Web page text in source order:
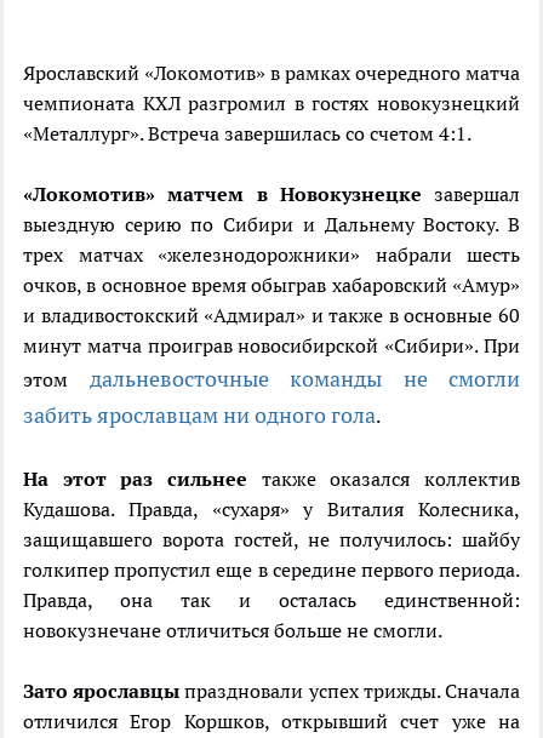
Ярославский «Локомотив» в рамках очередного матча
чемпионата КХЛ разгромил в гостях новокузнецкий
«Металлург». Встреча завершилась со счетом 4:1.
«Локомотив» матчем в Новокузнецке завершал
выездную серию по Сибири и Дальнему Востоку. В
трех матчах «железнодорожники» набрали шесть
очков, в основное время обыграв хабаровский «Амур»
и владивостокский «Адмирал» и также в основные 60
минут матча проиграв новосибирской «Сибири». При
этом дальневосточные команды не смогли
забить ярославцам ни одного гола.
На этот раз сильнее также оказался коллектив
Кудашова. Правда, «сухаря» у Виталия Колесника,
защищавшего ворота гостей, не получилось: шайбу
голкипер пропустил еще в середине первого периода.
Правда, она так и осталась единственной:
новокузнечане отличиться больше не смогли.
Зато ярославцы праздновали успех трижды. Сначала
отличился Егор Коршков, открывший счет уже на